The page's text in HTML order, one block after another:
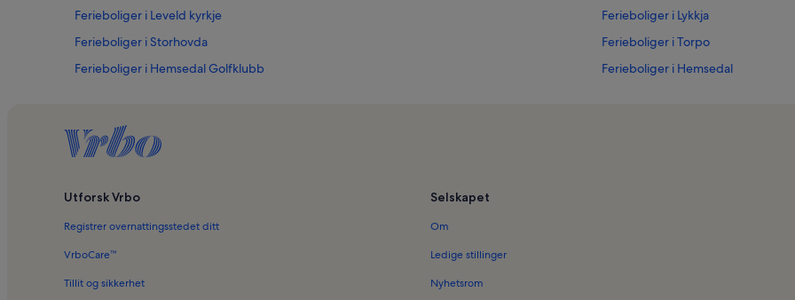
Ferieboliger i Leveld kyrkje
Ferieboliger i Lykkja
Ferieboliger i Storhovda
Ferieboliger i Torpo
Ferieboliger i Hemsedal Golfklubb
Ferieboliger i Hemsedal
Utforsk Vrbo
Registrer overnattingsstedet ditt
VrboCare™
Tillit og sikkerhet
Selskapet
Om
Ledige stillinger
Nyhetsrom